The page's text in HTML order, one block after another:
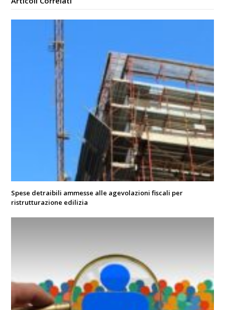
Spese detraibili ammesse alle agevolazioni fiscali per
ristrutturazione edilizia